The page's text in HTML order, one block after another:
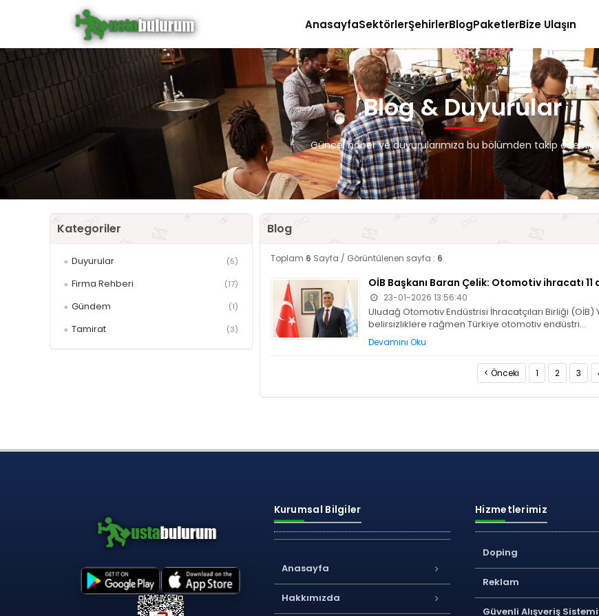
AnasayfaSektörlerŞehirlerBlogPaketlerBize Ulaşın
Blog & Duyurular
Güncel haber ve duyurularımıza bu bölümden takip
Kategoriler
» Duyurular (5)
» Firma Rehberi (17)
» Gündem (1)
» Tamirat (3)
Blog
Toplam 6 Sayfa / Görüntülenen sayfa : 6
OİB Başkanı Baran Çelik: Otomotiv ihracatı
23-01-2026 13:56:40
Uludağ Otomotiv Endüst­risi İhracatçıları Birli­ği
belirsizliklere rağmen Türkiye otomotiv endüstri...
Devamını Oku
< Önceki 1 2 3
Kurumsal Bilgiler
Anasayfa
Hakkımızda
Hizmetlerimiz
Doping
Reklam
Güvenli Alışveriş Sistemi